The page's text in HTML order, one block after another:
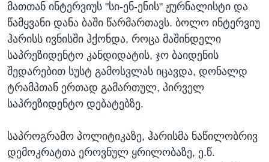
მათთან ინტერვიუს "სი-ენ-ენის" ჟურნალისტი და
წამყვანი დანა ბაში წარმართავს. ბოლო ინტერვიუ
ჰარისს ივნისში ჰქონდა, როცა მაშინდელი
საპრეზიდენტო კანდიდატის, ჯო ბაიდენის
შედარებით სუსტ გამოსვლას იცავდა, დონალდ
ტრამპთან ერთად გამართულ, პირველ
საპრეზიდენტო დებატებზე.
საპროგრამო პოლიტიკაზე, ჰარისმა ნაწილობრივ
დემოკრატთა ეროვნულ ყრილობაზე, ე.წ.